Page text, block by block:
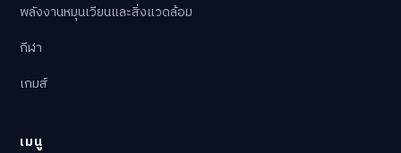
พลังงานหมุนเวียนและสิ่งแวดล้อม
กีฬา
เกมส์
เมนู